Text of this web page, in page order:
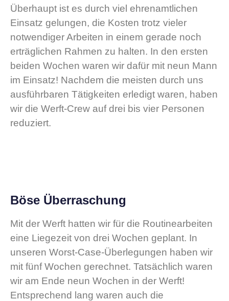
Überhaupt ist es durch viel ehrenamtlichen
Einsatz gelungen, die Kosten trotz vieler
notwendiger Arbeiten in einem gerade noch
erträglichen Rahmen zu halten. In den ersten
beiden Wochen waren wir dafür mit neun Mann
im Einsatz! Nachdem die meisten durch uns
ausführbaren Tätigkeiten erledigt waren, haben
wir die Werft-Crew auf drei bis vier Personen
reduziert.
Böse Überraschung
Mit der Werft hatten wir für die Routinearbeiten
eine Liegezeit von drei Wochen geplant. In
unseren Worst-Case-Überlegungen haben wir
mit fünf Wochen gerechnet. Tatsächlich waren
wir am Ende neun Wochen in der Werft!
Entsprechend lang waren auch die